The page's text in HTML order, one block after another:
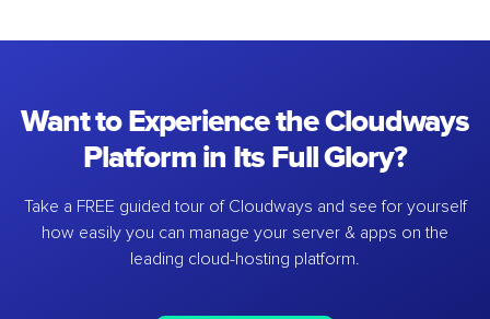
Want to Experience the Cloudways
Platform in Its Full Glory?
Take a FREE guided tour of Cloudways and see for yourself
how easily you can manage your server & apps on the
leading cloud-hosting platform.